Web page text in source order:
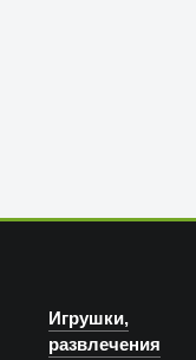
Игрушки,
развлечения